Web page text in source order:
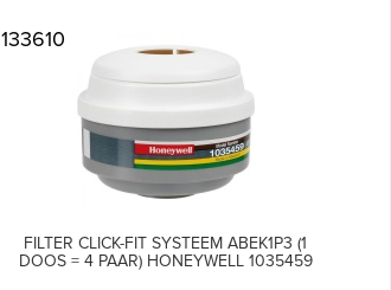
133610
FILTER CLICK-FIT SYSTEEM ABEK1P3 (1
DOOS = 4 PAAR) HONEYWELL 1035459